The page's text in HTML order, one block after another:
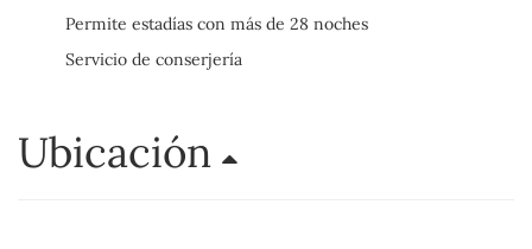
Permite estadías con más de 28 noches
Servicio de conserjería
Ubicación